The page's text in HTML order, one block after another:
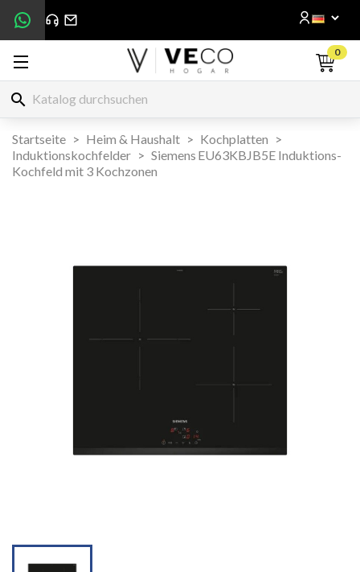
0
search
Startseite Heim & Haushalt
Kochplatten
Induktionskochfelder
Siemens EU63KBJB5E Induktions-
Kochfeld mit 3 Kochzonen